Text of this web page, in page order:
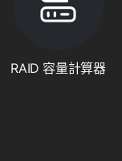
RAID 容量計算器